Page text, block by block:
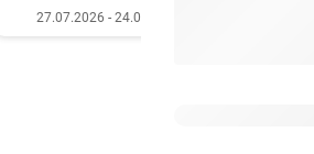
27.07.2026 - 24.08.2026